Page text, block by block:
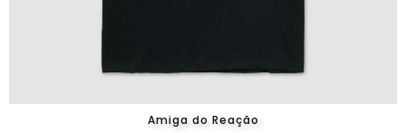
Amiga do Reação